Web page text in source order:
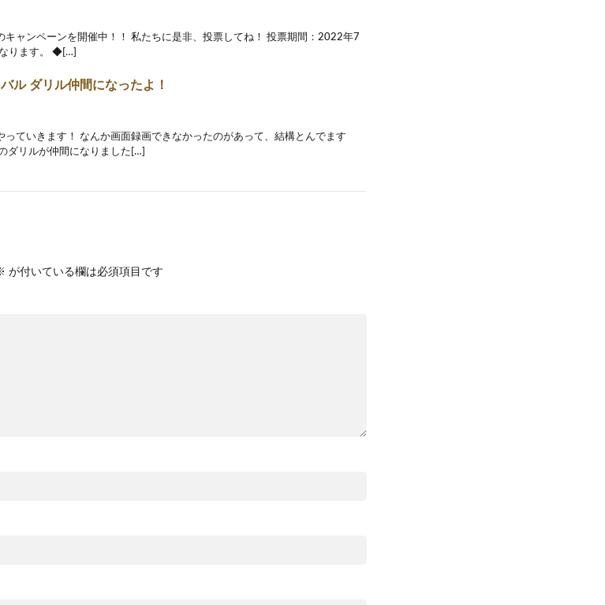
キャンペーンを開催中！！ 私たちに是非、投票してね！ 投票期間：2022年7
ります。 ◆[…]
ル ダリル仲間になったよ！
っていきます！ なんか画面録画できなかったのがあって、結構とんでます
ダリルが仲間になりました[…]
が付いている欄は必須項目です